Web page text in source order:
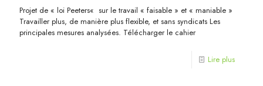
Projet de « loi Peeters« sur le travail « faisable » et « maniable »
Travailler plus, de manière plus flexible, et sans syndicats Les
principales mesures analysées. Télécharger le cahier
Lire plus